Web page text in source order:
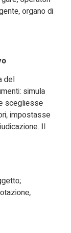
organo di
del
simula
scegliesse
impostasse
Il